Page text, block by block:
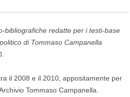
bibliografiche redatte per i testi-base
di Tommaso Campanella
il 2008 e il 2010, appositamente per
Tommaso Campanella.